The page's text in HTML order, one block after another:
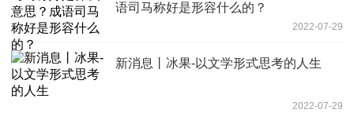
语司马称好是形容什么的？
2022-07-29
新消息丨冰果-以文学形式思考的人生
2022-07-29